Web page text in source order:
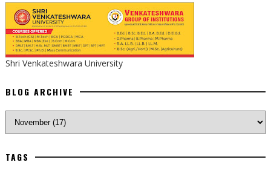
Shri Venkateshwara University
BLOG ARCHIVE
TAGS